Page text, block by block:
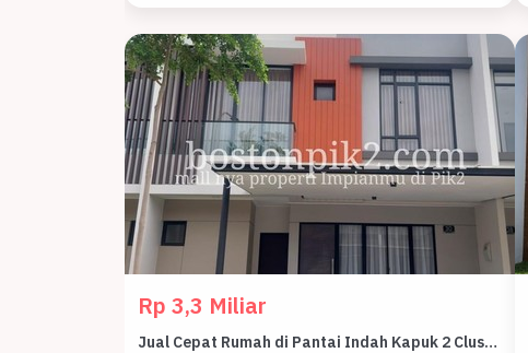
Rp 3,3 Miliar
Jual Cepat Rumah di Pantai Indah Kapuk 2 Cluster Georgia